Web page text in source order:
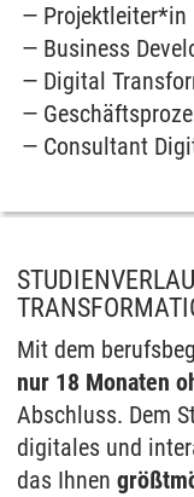
Projektleiter*in
Business
Digital
Consultant
Mit dem
nur 18 Monaten
Abschluss. Dem
digitales und
das Ihnen